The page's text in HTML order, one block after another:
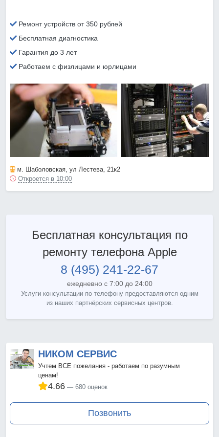
Ремонт устройств от 350 рублей
Бесплатная диагностика
Гарантия до 3 лет
Работаем с физлицами и юрлицами
м. Шаболовская, ул Лестева, 21к2
Откроется в 10:00
Бесплатная консультация по
ремонту телефона Apple
8 (495) 241-22-67
ежедневно с 7:00 до 24:00
Услуги консультации по телефону предоставляются одним
из наших партнёрских сервисных центров.
НИКОМ СЕРВИС
Учтем ВСЕ пожелания - работаем по разумным
ценам!
4.66 680 оценок
Позвонить